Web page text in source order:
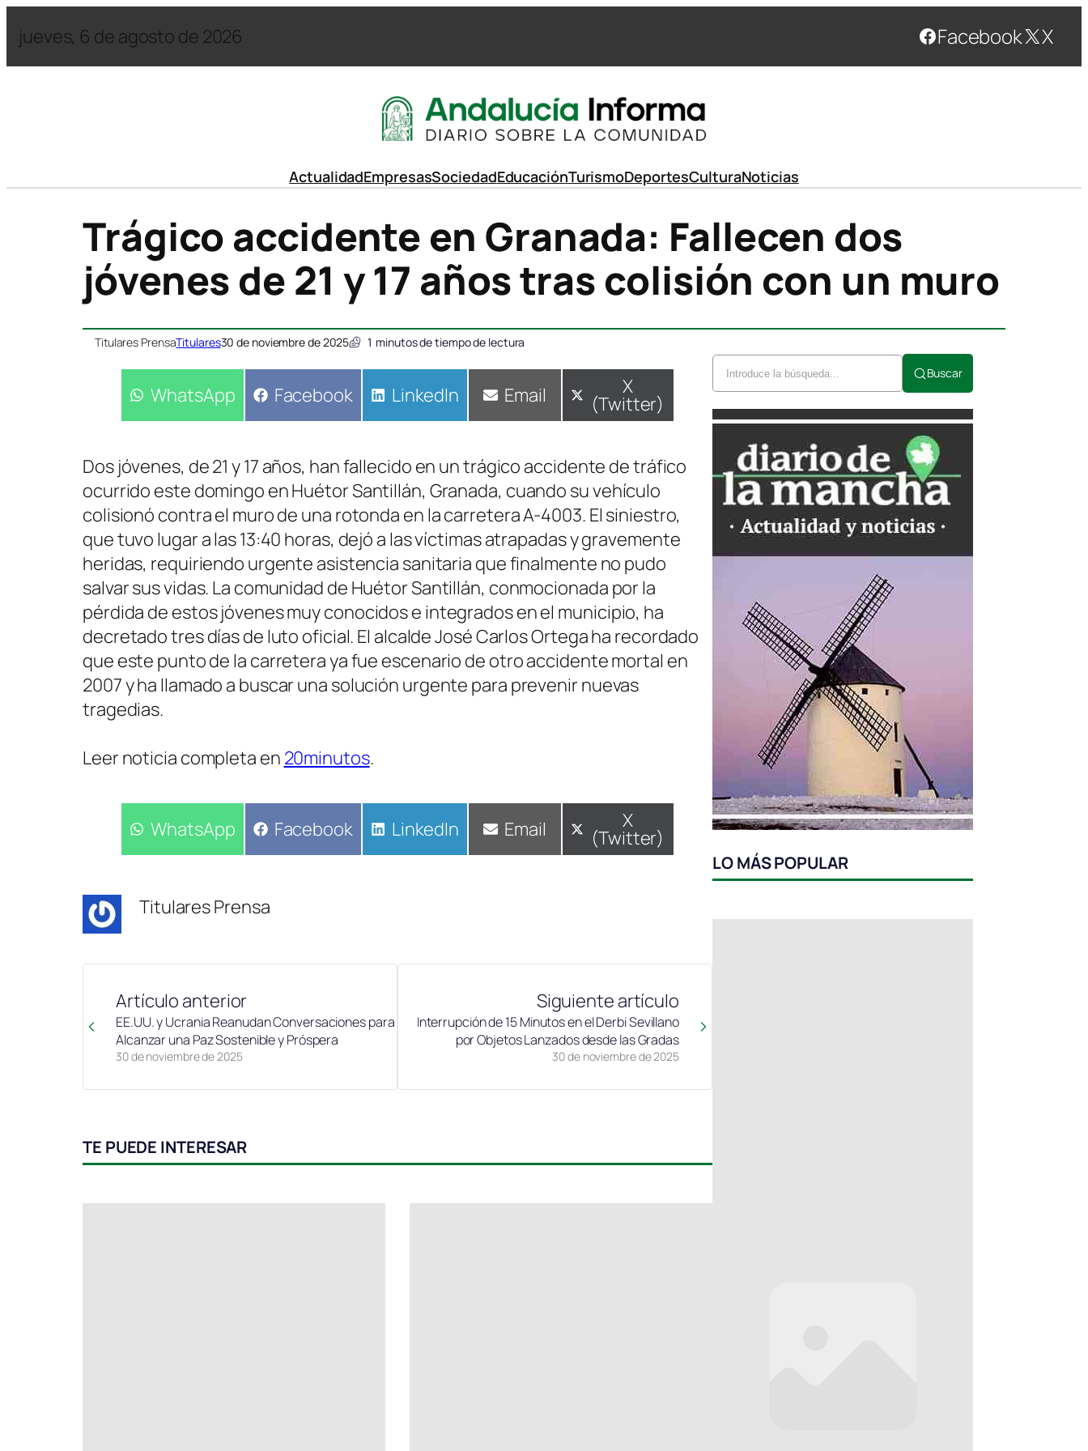
jueves, 6 de agosto de 2026 Facebook X
ActualidadEmpresasSociedadEducaciónTurismoDeportesCulturaNoticias
Trágico accidente en Granada: Fallecen dos
jóvenes de 21 y 17 años tras colisión con un muro
Titulares PrensaTitulares30 de noviembre de 2025 1 minutos de tiempo de lectura
Compartir
WhatsApp Compartir
Facebook Compartir
LinkedIn Compartir
Email Compartir
en
X
(Twitter)
Dos jóvenes, de 21 y 17 años, han fallecido en un trágico accidente de tráfico
ocurrido este domingo en Huétor Santillán, Granada, cuando su vehículo
colisionó contra el muro de una rotonda en la carretera A-4003. El siniestro,
que tuvo lugar a las 13:40 horas, dejó a las víctimas atrapadas y gravemente
heridas, requiriendo urgente asistencia sanitaria que finalmente no pudo
salvar sus vidas. La comunidad de Huétor Santillán, conmocionada por la
pérdida de estos jóvenes muy conocidos e integrados en el municipio, ha
decretado tres días de luto oficial. El alcalde José Carlos Ortega ha recordado
que este punto de la carretera ya fue escenario de otro accidente mortal en
2007 y ha llamado a buscar una solución urgente para prevenir nuevas
tragedias.
Leer noticia completa en 20minutos.
Compartir
WhatsApp Compartir
Facebook Compartir
LinkedIn Compartir
Email Compartir
en
X
(Twitter)
Titulares Prensa
Artículo anterior
30 de noviembre de 2025
EE.UU. y Ucrania Reanudan Conversaciones para
Alcanzar una Paz Sostenible y Próspera
Siguiente artículo
30 de noviembre de 2025
Interrupción de 15 Minutos en el Derbi Sevillano
por Objetos Lanzados desde las Gradas
TE PUEDE INTERESAR
Buscar
LO MÁS POPULAR